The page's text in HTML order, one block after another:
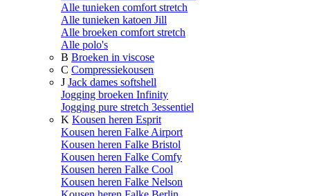
Alle tunieken comfort stretch
Alle tunieken katoen Jill
Alle broeken comfort stretch
Alle polo's
B Broeken in viscose
C Compressiekousen
J Jack dames softshell
Jogging broeken Infinity
Jogging pure stretch 3essentiel
K Kousen heren Esprit
Kousen heren Falke Airport
Kousen heren Falke Bristol
Kousen heren Falke Comfy
Kousen heren Falke Cool
Kousen heren Falke Nelson